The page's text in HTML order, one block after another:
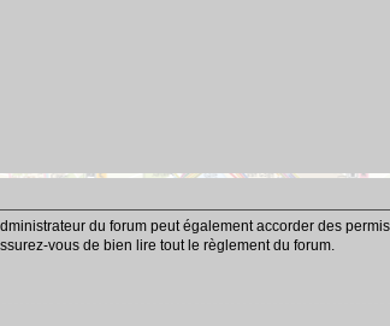
du forum peut également accorder des
vous de bien lire tout le règlement du forum.